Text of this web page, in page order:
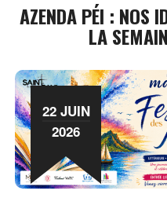
AZENDA PÉI : NOS
LA
22 JUIN
2026